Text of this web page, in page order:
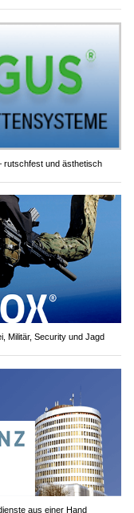
rutschfest und ästhetisch
Militär, Security und Jagd
aus einer Hand